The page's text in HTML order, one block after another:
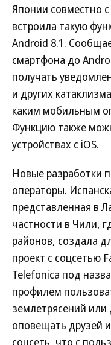
Японии совместно
встроила такую
Android 8.1.
смартфона до
получать
и других
каким мобильным
Функцию также
устройствах с iOS.
Новые разработки
операторы.
представленная в
частности в Чили,
районов, создала
проект с соцсетью
Telefonica под
профилем
землетрясений
оповещать друзей
соцсеть, что с